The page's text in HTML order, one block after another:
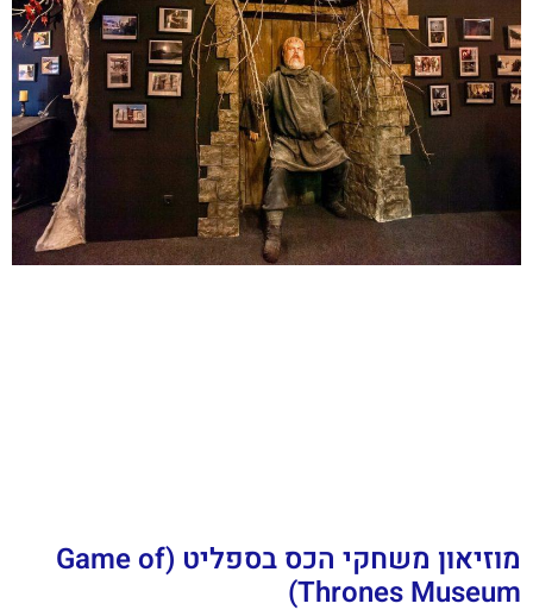
מוזיאון משחקי הכס בספליט (Game of
Thrones Museum)